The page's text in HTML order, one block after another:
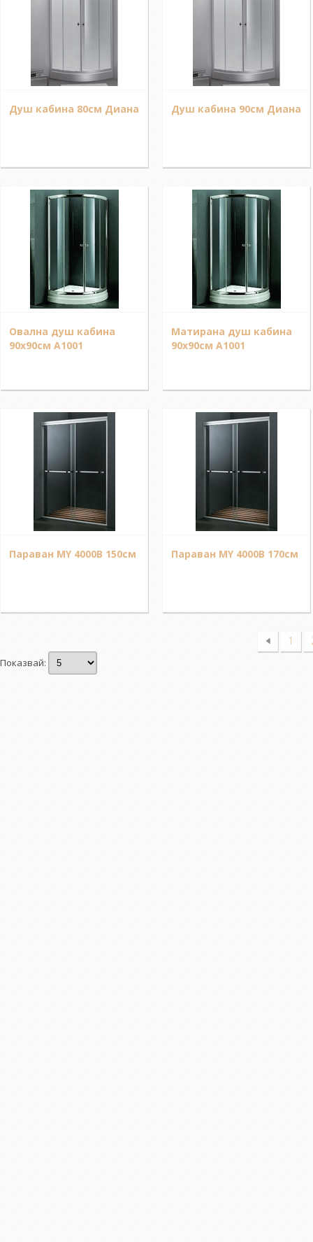
Душ кабина 80см Диана Душ кабина 90см Диана
Овална душ кабина
90x90см A1001
Матирана душ кабина
90x90см A1001
Параван MY 4000B 150см Параван MY 4000B 170см
1
Показвай: